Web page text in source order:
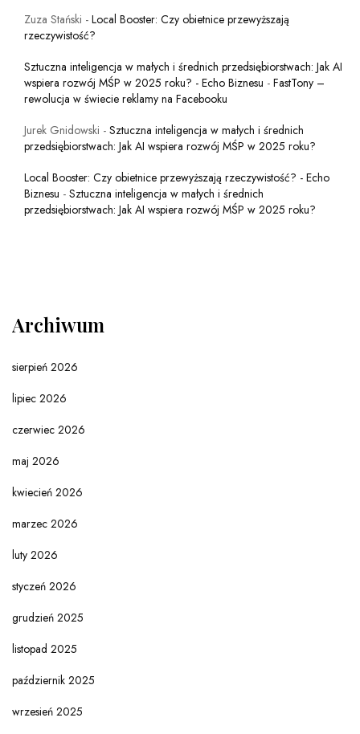
Zuza Stański - Local Booster: Czy obietnice przewyższają
rzeczywistość?
Sztuczna inteligencja w małych i średnich przedsiębiorstwach: Jak AI
wspiera rozwój MŚP w 2025 roku? - Echo Biznesu - FastTony –
rewolucja w świecie reklamy na Facebooku
Jurek Gnidowski - Sztuczna inteligencja w małych i średnich
przedsiębiorstwach: Jak AI wspiera rozwój MŚP w 2025 roku?
Local Booster: Czy obietnice przewyższają rzeczywistość? - Echo
Biznesu - Sztuczna inteligencja w małych i średnich
przedsiębiorstwach: Jak AI wspiera rozwój MŚP w 2025 roku?
Archiwum
sierpień 2026
lipiec 2026
czerwiec 2026
maj 2026
kwiecień 2026
marzec 2026
luty 2026
styczeń 2026
grudzień 2025
listopad 2025
październik 2025
wrzesień 2025